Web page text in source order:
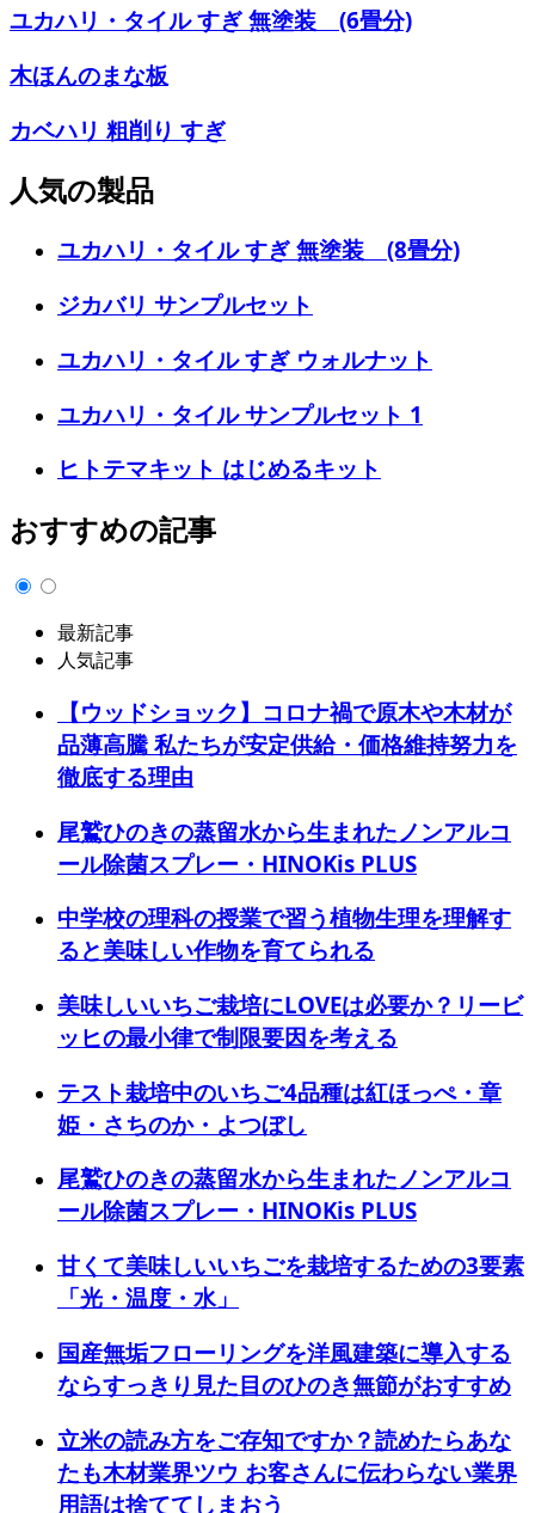
ユカハリ・タイル すぎ 無塗装 (6畳分)
木ほんのまな板
カベハリ 粗削り すぎ
人気の製品
ユカハリ・タイル すぎ 無塗装 (8畳分)
ジカバリ サンプルセット
ユカハリ・タイル すぎ ウォルナット
ユカハリ・タイル サンプルセット 1
ヒトテマキット はじめるキット
おすすめの記事
最新記事
人気記事
【ウッドショック】コロナ禍で原木や木材が
品薄高騰 私たちが安定供給・価格維持努力を
徹底する理由
尾鷲ひのきの蒸留水から生まれたノンアルコ
ール除菌スプレー・HINOKis PLUS
中学校の理科の授業で習う植物生理を理解す
ると美味しい作物を育てられる
美味しいいちご栽培にLOVEは必要か？リービ
ッヒの最小律で制限要因を考える
テスト栽培中のいちご4品種は紅ほっぺ・章
姫・さちのか・よつぼし
尾鷲ひのきの蒸留水から生まれたノンアルコ
ール除菌スプレー・HINOKis PLUS
甘くて美味しいいちごを栽培するための3要素
「光・温度・水」
国産無垢フローリングを洋風建築に導入する
ならすっきり見た目のひのき無節がおすすめ
立米の読み方をご存知ですか？読めたらあな
たも木材業界ツウ お客さんに伝わらない業界
用語は捨ててしまおう